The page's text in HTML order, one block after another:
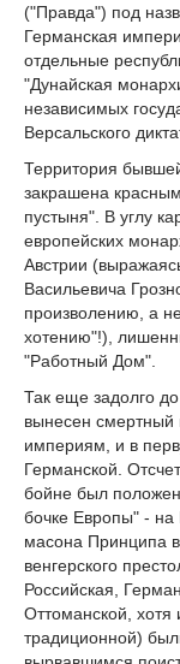
("Правда") под
Германская
отдельные
"Дунайская
независимых
Версальского
Территория
закрашена
пустыня". В углу
европейских
Австрии
Васильевича
произволению, а
хотению"!),
"Работный Дом".
Так еще задолго
вынесен смертный
империям, и в
Германской.
бойне был
бочке Европы" - на
масона Принципа
венгерского
Российская,
Оттоманской, хотя
традиционной)